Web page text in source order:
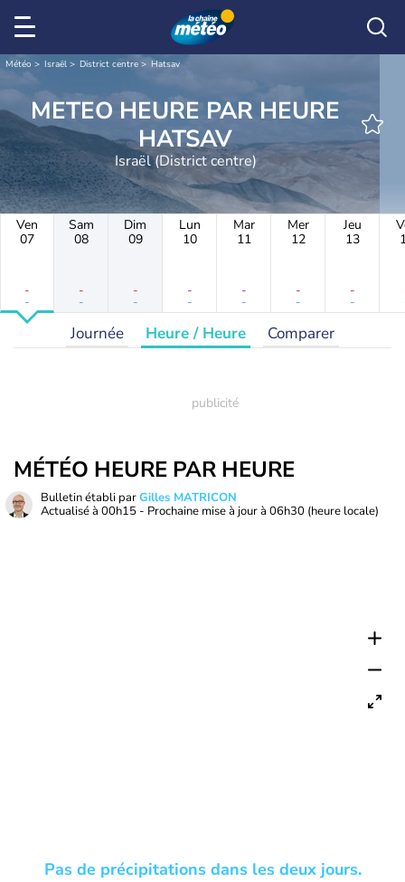
Météo Israël District centre Hatsav
METEO HEURE PAR HEURE
HATSAV
Israël (District centre)
Ven
07
-
-
Sam
08
-
-
Dim
09
-
-
Lun
10
-
-
Mar
11
-
-
Mer
12
-
-
Jeu
13
-
-
Journée Heure / Heure Comparer
MÉTÉO HEURE PAR HEURE
Bulletin établi parGilles MATRICON
Actualisé à 00h15 - Prochaine mise à jour à 06h30 (heure locale)
Pas de précipitations dans les deux jours.